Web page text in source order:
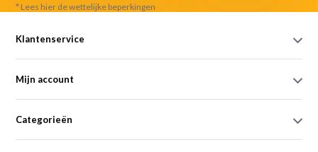
* Lees hier de wettelijke beperkingen
Klantenservice
Mijn account
Categorieën